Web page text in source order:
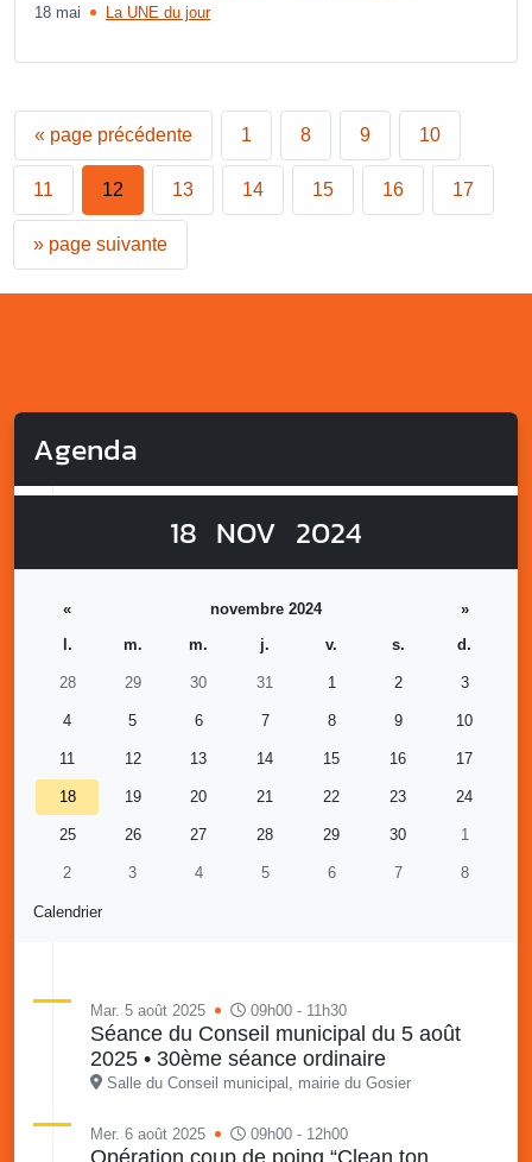
18 mai La UNE du jour
« page précédente 1 8 9 10
11 12 13 14 15 16 17
» page suivante
Agenda
18 NOV 2024
Calendrier
« novembre 2024
»
l.
m. m. j. v. s. d.
28 29 30 31 1 2 3
4 5 6 7 8 9 10
11 12 13 14 15 16 17
18 19 20 21 22 23 24
25 26 27 28 29 30 1
2 3 4 5 6 7 8
Mar. 5 août 2025 09h00 - 11h30
Séance du Conseil municipal du 5 août
2025 • 30ème séance ordinaire
Salle du Conseil municipal, mairie du Gosier
Mer. 6 août 2025 09h00 - 12h00
Opération coup de poing “Clean ton